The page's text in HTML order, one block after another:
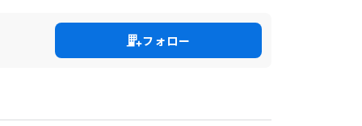
ノを感じる心が育ちます。フォロー